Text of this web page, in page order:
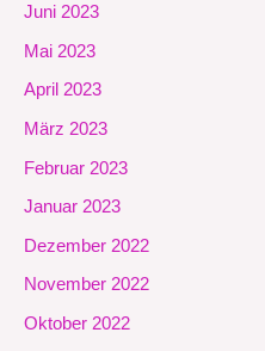
Juni 2023
Mai 2023
April 2023
März 2023
Februar 2023
Januar 2023
Dezember 2022
November 2022
Oktober 2022